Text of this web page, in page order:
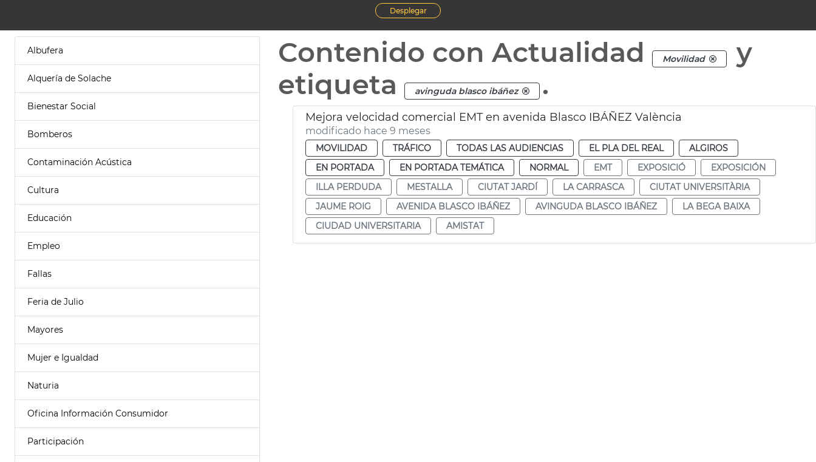
Desplegar
Albufera
Alquería de Solache
Bienestar Social
Bomberos
Contaminación Acústica
Cultura
Educación
Empleo
Fallas
Feria de Julio
Mayores
Mujer e Igualdad
Naturia
Oficina Información Consumidor
Participación
Contenido con Actualidad Movilidad
y
etiqueta
avinguda blasco ibáñez .
Mejora velocidad comercial EMT en avenida Blasco IBÁÑEZ València
modificado hace 9 meses
MOVILIDAD TRÁFICO TODAS LAS AUDIENCIAS EL PLA DEL REAL
ALGIROS
EN PORTADA
EN PORTADA TEMÁTICA NORMAL EMT EXPOSICIÓ
EXPOSICIÓN
ILLA PERDUDA
MESTALLA CIUTAT JARDÍ LA CARRASCA
CIUTAT UNIVERSITÀRIA
JAUME ROIG
AVENIDA BLASCO IBÁÑEZ AVINGUDA BLASCO IBÁÑEZ
LA BEGA BAIXA
CIUDAD UNIVERSITARIA
AMISTAT